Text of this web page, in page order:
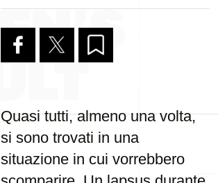
Quasi tutti, almeno una volta,
si sono trovati in una
situazione in cui vorrebbero